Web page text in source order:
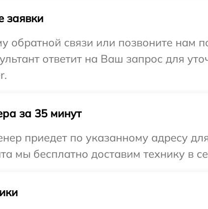
заявки
обратной связи или позвоните нам
ответит на Ваш запрос для
за 35 минут
приедет по указанному адресу
мы бесплатно доставим технику в